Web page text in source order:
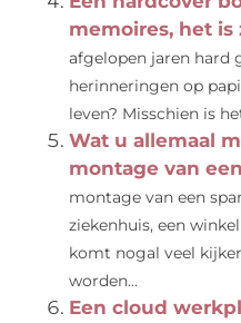
memoires, het
afgelopen jaren hard
herinneringen op
leven? Misschien is
Wat u allemaal
montage van
montage van een
ziekenhuis, een
komt nogal veel
worden...
Een cloud